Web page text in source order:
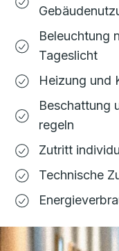
Beleuchtung
Tageslicht
Heizung und
Beschattung
regeln
Zutritt
Technische